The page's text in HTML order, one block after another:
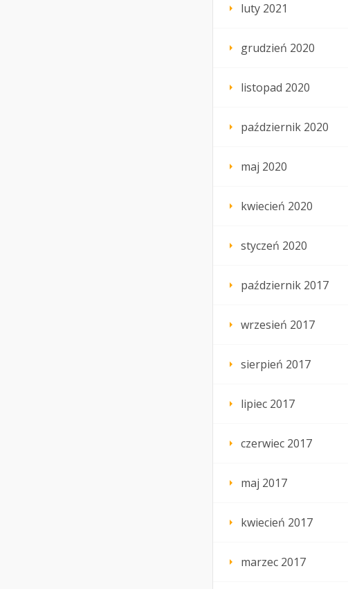
luty 2021
grudzień 2020
listopad 2020
październik 2020
maj 2020
kwiecień 2020
styczeń 2020
październik 2017
wrzesień 2017
sierpień 2017
lipiec 2017
czerwiec 2017
maj 2017
kwiecień 2017
marzec 2017